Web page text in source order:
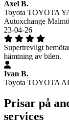
Axel B.
Toyota TOYOTA
Autoxchange
23-04-26
Supertrevligt
hämtning av bilen.
Ivan B.
Toyota TOYOTA
Prisar på
services